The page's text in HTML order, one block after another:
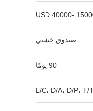
15000 -40000
صندوق خشبي
90 يومًا
L/C، D/A، D/P، T/T